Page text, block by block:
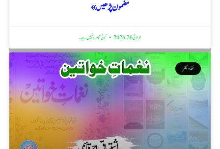
مضمون پڑھیں »
جولائی 26, 2026 کوئی تبصرہ نہیں ہے۔
نقد ونظر